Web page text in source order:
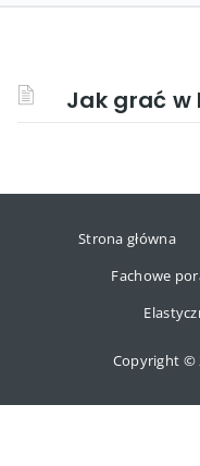
Jak grać w
Strona główna
Fachowe
Copyright ©